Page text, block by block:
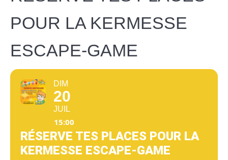
POUR LA KERMESSE
ESCAPE-GAME
DIM
20
JUIL
15:00
RÉSERVE TES PLACES POUR LA
KERMESSE ESCAPE-GAME